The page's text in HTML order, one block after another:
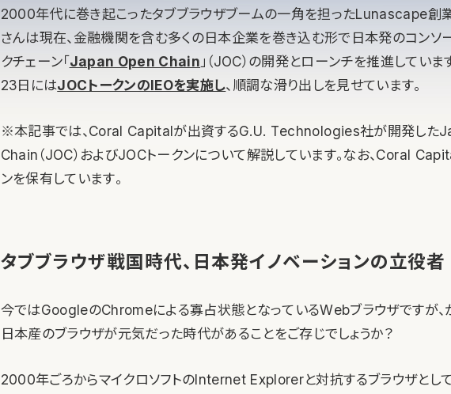
2000年代に巻き起こったタブブラウザブームの一角を担ったLunascape創
さんは現在、金融機関を含む多くの日本企業を巻き込む形で日本発のコンソ
クチェーン「Japan Open Chain 」（JOC）の開発とローンチを推進してい
23日にはJOCトークンのIEOを実施し、順調な滑り出しを見せています。
※本記事では、Coral Capitalが出資するG.U. Technologies社が開発した
Chain（JOC）およびJOCトークンについて解説しています。なお、Coral
ンを保有しています。
タブブラウザ戦国時代、日本発イノベーションの立役者
今ではGoogleのChromeによる寡占状態となっているWebブラウザですが、
日本産のブラウザが元気だった時代があることをご存じでしょうか？
2000年ごろからマイクロソフトのInternet Explorerと対抗するブラウザとし